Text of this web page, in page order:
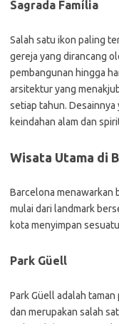
Sagrada Família
Salah satu ikon paling
gereja yang dirancang
pembangunan hingga
arsitektur yang
setiap tahun. Desainnya
keindahan alam dan
Wisata Utama di
Barcelona menawarkan
mulai dari landmark
kota menyimpan
Park Güell
Park Güell adalah
dan merupakan salah